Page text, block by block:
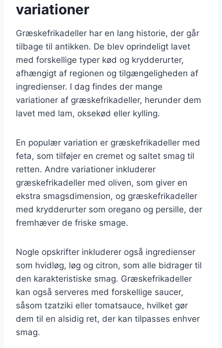
variationer
Græskefrikadeller har en lang historie, der går
tilbage til antikken. De blev oprindeligt lavet
med forskellige typer kød og krydderurter,
afhængigt af regionen og tilgængeligheden af
ingredienser. I dag findes der mange
variationer af græskefrikadeller, herunder dem
lavet med lam, oksekød eller kylling.
En populær variation er græskefrikadeller med
feta, som tilføjer en cremet og saltet smag til
retten. Andre variationer inkluderer
græskefrikadeller med oliven, som giver en
ekstra smagsdimension, og græskefrikadeller
med krydderurter som oregano og persille, der
fremhæver de friske smage.
Nogle opskrifter inkluderer også ingredienser
som hvidløg, løg og citron, som alle bidrager til
den karakteristiske smag. Græskefrikadeller
kan også serveres med forskellige saucer,
såsom tzatziki eller tomatsauce, hvilket gør
dem til en alsidig ret, der kan tilpasses enhver
smag.